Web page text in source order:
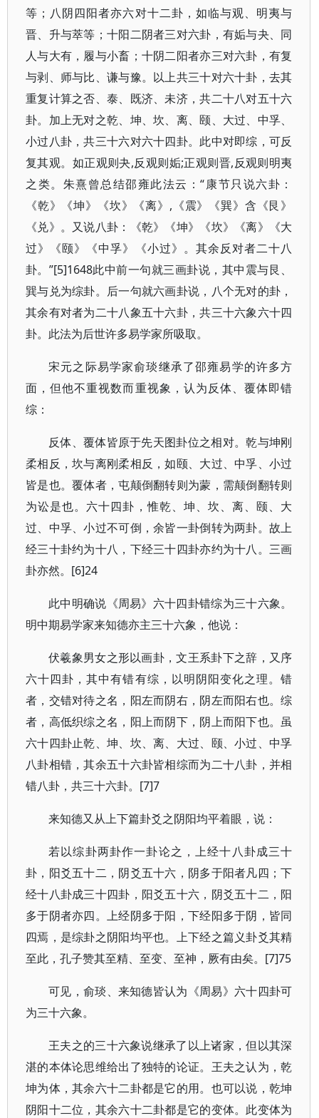
等；八阴四阳者亦六对十二卦，如临与观、明夷与
晋、升与萃等；十阳二阴者三对六卦，有姤与夬、同
人与大有，履与小畜；十阴二阳者亦三对六卦，有复
与剥、师与比、谦与豫。以上共三十对六十卦，去其
重复计算之否、泰、既济、未济，共二十八对五十六
卦。加上无对之乾、坤、坎、离、颐、大过、中孚、
小过八卦，共三十六对六十四卦。此中对即综，可反
复其观。如正观则夬,反观则姤;正观则晋,反观则明夷
之类。朱熹曾总结邵雍此法云：“康节只说六卦：
《乾》《坤》《坎》《离》,《震》《巽》含《艮》
《兑》。又说八卦：《乾》《坤》《坎》《离》《大
过》《颐》《中孚》《小过》。其余反对者二十八
卦。”[5]1648此中前一句就三画卦说，其中震与艮、
巽与兑为综卦。后一句就六画卦说，八个无对的卦，
其余有对者为二十八象五十六卦，共三十六象六十四
卦。此法为后世许多易学家所吸取。
宋元之际易学家俞琰继承了邵雍易学的许多方
面，但他不重视数而重视象，认为反体、覆体即错
综：
反体、覆体皆原于先天图卦位之相对。乾与坤刚
柔相反，坎与离刚柔相反，如颐、大过、中孚、小过
皆是也。覆体者，屯颠倒翻转则为蒙，需颠倒翻转则
为讼是也。六十四卦，惟乾、坤、坎、离、颐、大
过、中孚、小过不可倒，余皆一卦倒转为两卦。故上
经三十卦约为十八，下经三十四卦亦约为十八。三画
卦亦然。[6]24
此中明确说《周易》六十四卦错综为三十六象。
明中期易学家来知德亦主三十六象，他说：
伏羲象男女之形以画卦，文王系卦下之辞，又序
六十四卦，其中有错有综，以明阴阳变化之理。错
者，交错对待之名，阳左而阴右，阴左而阳右也。综
者，高低织综之名，阳上而阴下，阴上而阳下也。虽
六十四卦止乾、坤、坎、离、大过、颐、小过、中孚
八卦相错，其余五十六卦皆相综而为二十八卦，并相
错八卦，共三十六卦。[7]7
来知德又从上下篇卦爻之阴阳均平着眼，说：
若以综卦两卦作一卦论之，上经十八卦成三十
卦，阳爻五十二，阴爻五十六，阴多于阳者凡四；下
经十八卦成三十四卦，阳爻五十六，阴爻五十二，阳
多于阴者亦四。上经阴多于阳，下经阳多于阴，皆同
四焉，是综卦之阴阳均平也。上下经之篇义卦爻其精
至此，孔子赞其至精、至变、至神，厥有由矣。[7]75
可见，俞琰、来知德皆认为《周易》六十四卦可
为三十六象。
王夫之的三十六象说继承了以上诸家，但以其深
湛的本体论思维给出了独特的论证。王夫之认为，乾
坤为体，其余六十二卦都是它的用。也可以说，乾坤
阴阳十二位，其余六十二卦都是它的变体。此变体为